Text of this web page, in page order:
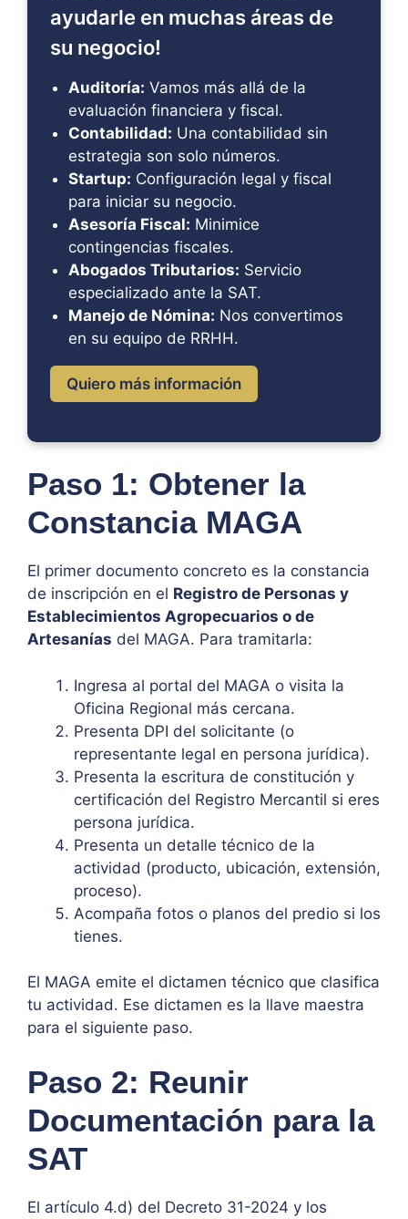
ayudarle en muchas áreas de
su negocio!
Auditoría: Vamos más allá de la
evaluación financiera y fiscal.
Contabilidad: Una contabilidad sin
estrategia son solo números.
Startup: Configuración legal y fiscal
para iniciar su negocio.
Asesoría Fiscal: Minimice
contingencias fiscales.
Abogados Tributarios: Servicio
especializado ante la SAT.
Manejo de Nómina: Nos convertimos
en su equipo de RRHH.
Quiero más información
Paso 1: Obtener la
Constancia MAGA
El primer documento concreto es la constancia
de inscripción en el Registro de Personas y
Establecimientos Agropecuarios o de
Artesanías del MAGA. Para tramitarla:
Ingresa al portal del MAGA o visita la
Oficina Regional más cercana.
Presenta DPI del solicitante (o
representante legal en persona jurídica).
Presenta la escritura de constitución y
certificación del Registro Mercantil si eres
persona jurídica.
Presenta un detalle técnico de la
actividad (producto, ubicación, extensión,
proceso).
Acompaña fotos o planos del predio si los
tienes.
El MAGA emite el dictamen técnico que clasifica
tu actividad. Ese dictamen es la llave maestra
para el siguiente paso.
Paso 2: Reunir
Documentación para la
SAT
El artículo 4.d) del Decreto 31-2024 y los